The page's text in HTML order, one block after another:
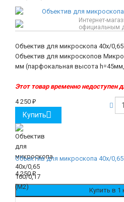
Интернет-
официальным
Объектив для микроскопа 40х/
Объектив для микроскопов
мм (парфокальная высота h=45мм,
Этот товар временно недоступен
4 250 ₽
Купить
Объектив для микроскопа 40х/
4 250₽